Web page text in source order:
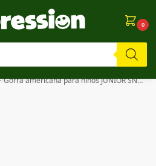
0
Si algo falla, ¡Perdón!⚠️
americana para niños JUNIOR SNAPBACK TRUCKER